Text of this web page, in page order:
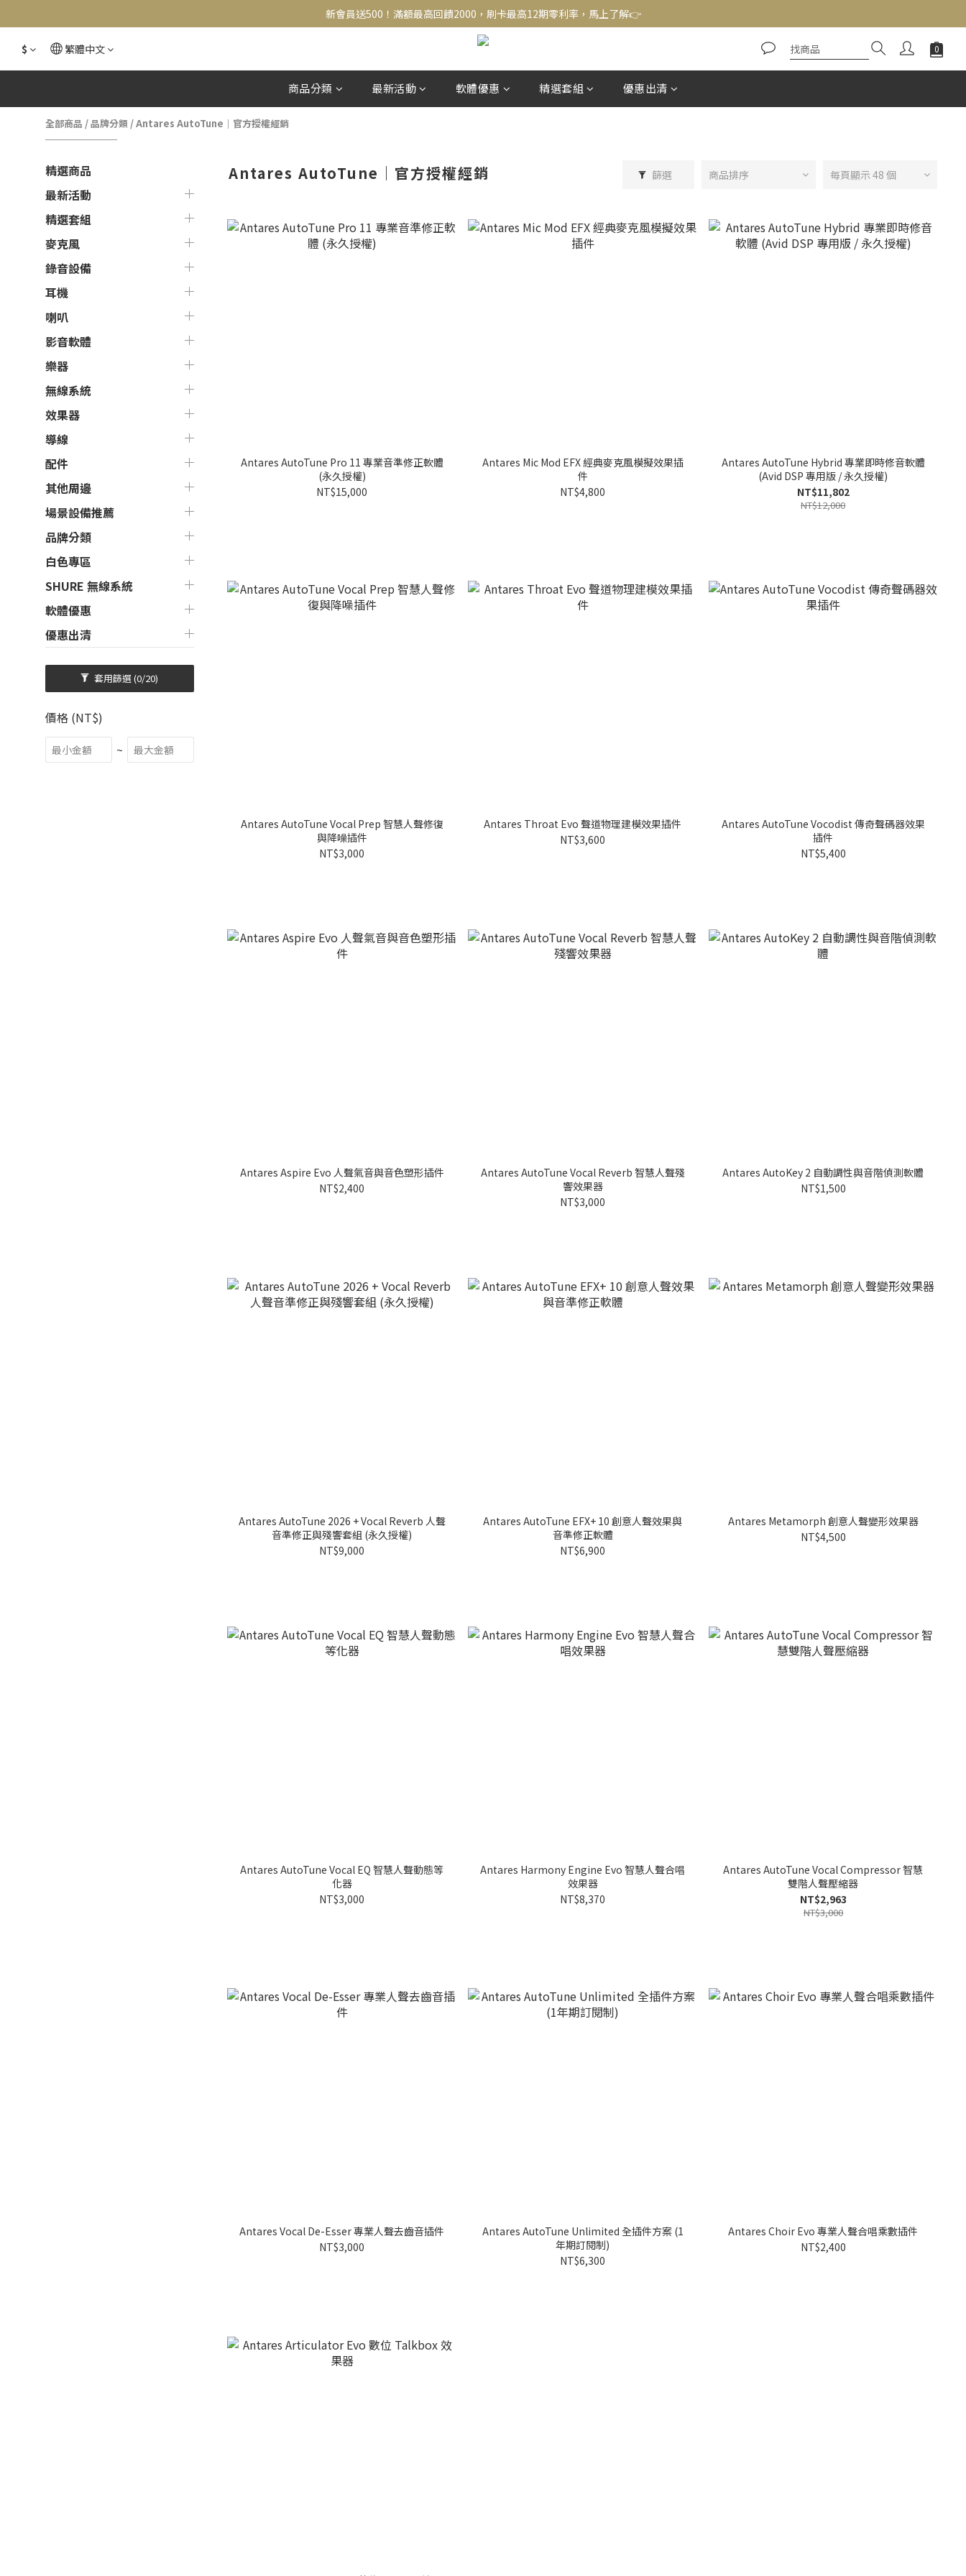
新會員送500！滿額最高回饋2000，刷卡最高12期零利率，馬上了解👉
新會員送500！滿額最高回饋2000，刷卡最高12期零利率，馬上了解👉
結帳頁選zingala銀角零卡分期，輕鬆打包
新會員送500！滿額最高回饋2000，刷卡最高12期零利率，馬上了解👉
$ 繁體中文
商品分類 最新活動 軟體優惠 精選套組 優惠出清
全部商品 /品牌分類 /Antares AutoTune｜官方授權經銷
精選商品
最新活動
精選套組
麥克風
錄音設備
耳機
喇叭
影音軟體
樂器
無線系統
效果器
導線
配件
其他周邊
場景設備推薦
品牌分類
白色專區
SHURE 無線系統
軟體優惠
優惠出清
套用篩選(0/20)
價格 (NT$)
~
Antares AutoTune｜官方授權經銷 篩選 商品排序 每頁顯示 48 個
Antares AutoTune Pro 11 專業音準修正軟體
(永久授權)
NT$15,000
Antares Mic Mod EFX 經典麥克風模擬效果插
件
NT$4,800
Antares AutoTune Hybrid 專業即時修音軟體
(Avid DSP 專用版 / 永久授權)
NT$11,802
NT$12,000
Antares AutoTune Vocal Prep 智慧人聲修復
與降噪插件
NT$3,000
Antares Throat Evo 聲道物理建模效果插件
NT$3,600
Antares AutoTune Vocodist 傳奇聲碼器效果
插件
NT$5,400
Antares Aspire Evo 人聲氣音與音色塑形插件
NT$2,400
Antares AutoTune Vocal Reverb 智慧人聲殘
響效果器
NT$3,000
Antares AutoKey 2 自動調性與音階偵測軟體
NT$1,500
Antares AutoTune 2026 + Vocal Reverb 人聲
音準修正與殘響套組 (永久授權)
NT$9,000
Antares AutoTune EFX+ 10 創意人聲效果與
音準修正軟體
NT$6,900
Antares Metamorph 創意人聲變形效果器
NT$4,500
Antares AutoTune Vocal EQ 智慧人聲動態等
化器
NT$3,000
Antares Harmony Engine Evo 智慧人聲合唱
效果器
NT$8,370
Antares AutoTune Vocal Compressor 智慧
雙階人聲壓縮器
NT$2,963
NT$3,000
Antares Vocal De-Esser 專業人聲去齒音插件
NT$3,000
Antares AutoTune Unlimited 全插件方案 (1
年期訂閱制)
NT$6,300
Antares Choir Evo 專業人聲合唱乘數插件
NT$2,400